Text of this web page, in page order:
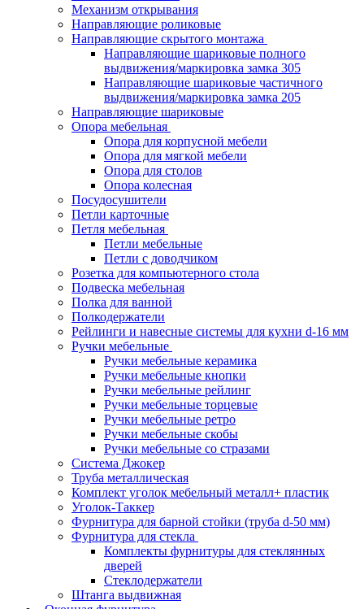
Механизм открывания
Направляющие роликовые
Направляющие скрытого монтажа
Направляющие шариковые полного
выдвижения/маркировка замка 305
Направляющие шариковые частичного
выдвижения/маркировка замка 205
Направляющие шариковые
Опора мебельная
Опора для корпусной мебели
Опора для мягкой мебели
Опора для столов
Опора колесная
Посудосушители
Петли карточные
Петля мебельная
Петли мебельные
Петли с доводчиком
Розетка для компьютерного стола
Подвеска мебельная
Полка для ванной
Полкодержатели
Рейлинги и навесные системы для кухни d-16 мм
Ручки мебельные
Ручки мебельные керамика
Ручки мебельные кнопки
Ручки мебельные рейлинг
Ручки мебельные торцевые
Ручки мебельные ретро
Ручки мебельные скобы
Ручки мебельные со стразами
Система Джокер
Труба металлическая
Комплект уголок мебельный металл+ пластик
Уголок-Таккер
Фурнитура для барной стойки (труба d-50 мм)
Фурнитура для стекла
Комплекты фурнитуры для стеклянных
дверей
Стеклодержатели
Штанга выдвижная